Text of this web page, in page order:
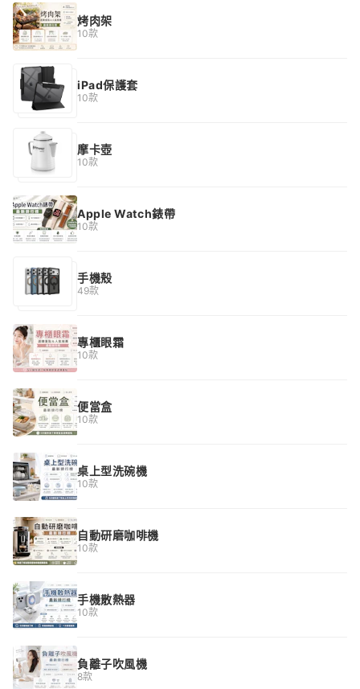
烤肉架
10款
iPad保護套
10款
摩卡壺
10款
Apple Watch錶帶
10款
手機殼
49款
專櫃眼霜
10款
便當盒
10款
桌上型洗碗機
10款
自動研磨咖啡機
10款
手機散熱器
10款
負離子吹風機
8款